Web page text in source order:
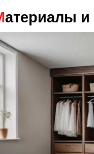
Материалы